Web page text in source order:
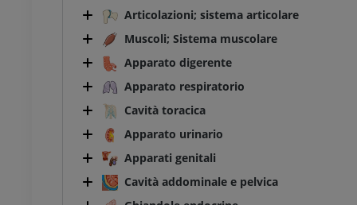
Articolazioni; sistema articolare
Muscoli; Sistema muscolare
Apparato digerente
Apparato respiratorio
Cavità toracica
Apparato urinario
Apparati genitali
Cavità addominale e pelvica